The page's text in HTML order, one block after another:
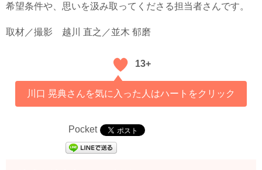
希望条件や、思いを汲み取ってくださる担当者さんです。
取材／撮影 越川 直之／並木 郁磨
13+
川口 晃典さんを気に入った人はハートをクリック
Pocket